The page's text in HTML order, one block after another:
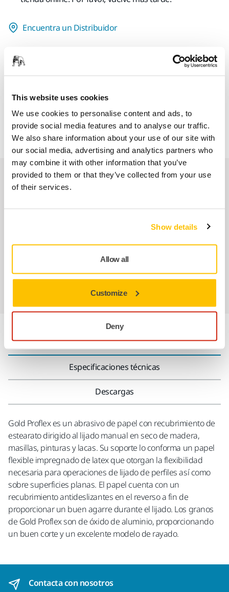
This website uses cookies
We use cookies to personalise content and ads, to
provide social media features and to analyse our traffic.
We also share information about your use of our site with
our social media, advertising and analytics partners who
may combine it with other information that you’ve
provided to them or that they’ve collected from your use
of their services.
Show details
Allow all
Customize
Deny
Encuentra un Distribuidor
Entregas en toda España (excepto Canarias, Ceuta y
Envío gratuito para pedidos superiores a 49,90€, IVA
Pago Seguro
Seguimiento de envío
Nuestros servicios
Garantía Mirka para Máquinas
Abrasivos y máquinas profesionales para un
acabado impecable
Información sobre el producto
Especificaciones técnicas
Descargas
Gold Proflex es un abrasivo de papel con recubrimiento de
estearato dirigido al lijado manual en seco de madera,
masillas, pinturas y lacas. Su soporte lo conforma un papel
flexible impregnado de latex que otorgan la flexibilidad
necesaria para operaciones de lijado de perfiles así como
sobre superficies planas. El papel cuenta con un
recubrimiento antideslizantes en el reverso a fin de
proporcionar un buen agarre durante el lijado. Los granos
de Gold Proflex son de óxido de aluminio, proporcionando
un buen corte y un excelente modelo de rayado.
Contacta con nosotros